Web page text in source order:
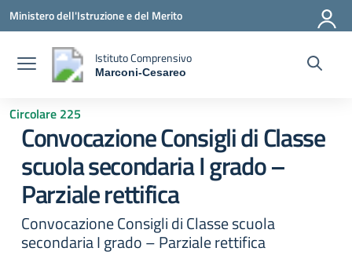
Vai ai contenuti
Vai al menu di navigazione
Vai al footer
Ministero dell'Istruzione e del Merito
Istituto Comprensivo
Marconi-Cesareo
Circolare 225
Convocazione Consigli di Classe
scuola secondaria I grado –
Parziale rettifica
Convocazione Consigli di Classe scuola
secondaria I grado – Parziale rettifica